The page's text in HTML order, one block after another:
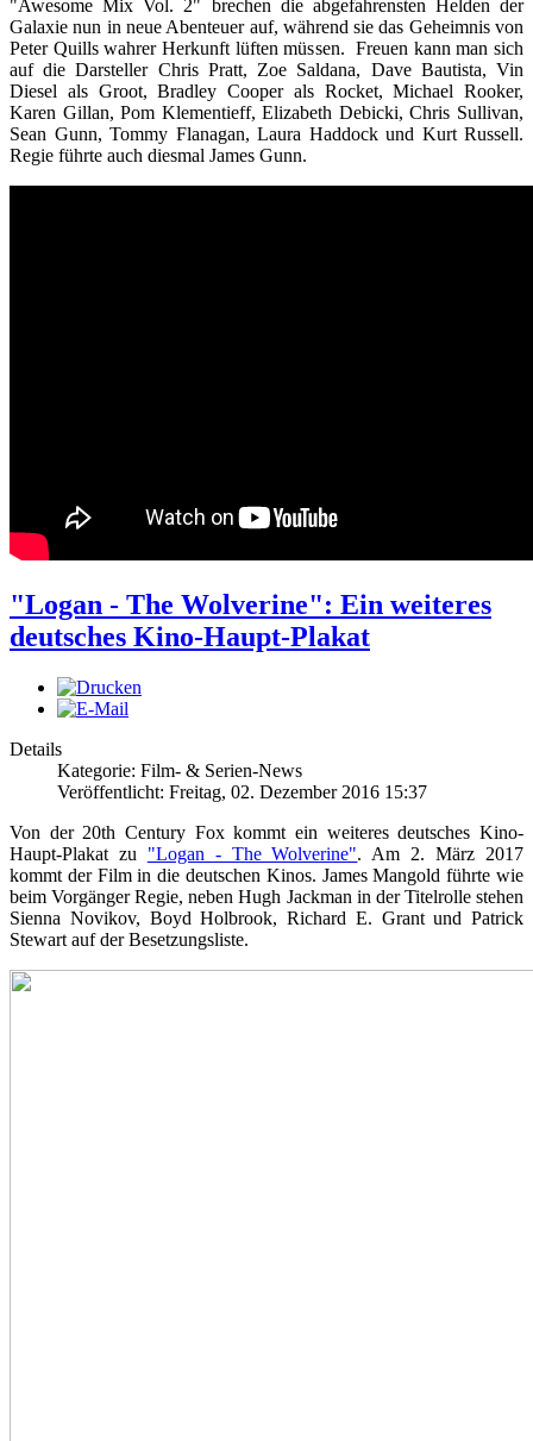
"Awesome Mix Vol. 2" brechen die abgefahrensten Helden der
Galaxie nun in neue Abenteuer auf, während sie das Geheimnis von
Peter Quills wahrer Herkunft lüften müssen. Freuen kann man sich
auf die Darsteller Chris Pratt, Zoe Saldana, Dave Bautista, Vin
Diesel als Groot, Bradley Cooper als Rocket, Michael Rooker,
Karen Gillan, Pom Klementieff, Elizabeth Debicki, Chris Sullivan,
Sean Gunn, Tommy Flanagan, Laura Haddock und Kurt Russell.
Regie führte auch diesmal James Gunn.
"Logan - The Wolverine": Ein weiteres
deutsches Kino-Haupt-Plakat
Details
Kategorie: Film- & Serien-News
Veröffentlicht: Freitag, 02. Dezember 2016 15:37
Von der 20th Century Fox kommt ein weiteres deutsches Kino-
Haupt-Plakat zu "Logan - The Wolverine". Am 2. März 2017
kommt der Film in die deutschen Kinos. James Mangold führte wie
beim Vorgänger Regie, neben Hugh Jackman in der Titelrolle stehen
Sienna Novikov, Boyd Holbrook, Richard E. Grant und Patrick
Stewart auf der Besetzungsliste.